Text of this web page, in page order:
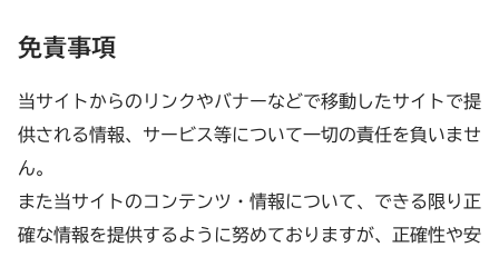
免責事項
当サイトからのリンクやバナーなどで移動したサイトで提
供される情報、サービス等について一切の責任を負いませ
ん。
また当サイトのコンテンツ・情報について、できる限り正
確な情報を提供するように努めておりますが、正確性や安